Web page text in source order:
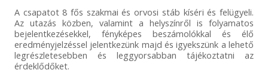
A csapatot 8 fős szakmai és orvosi stáb kíséri és felügyeli.
Az utazás közben, valamint a helyszínről is folyamatos
bejelentkezésekkel, fényképes beszámolókkal és élő
eredményjelzéssel jelentkezünk majd és igyekszünk a lehető
legrészletesebben és leggyorsabban tájékoztatni az
érdeklődőket.